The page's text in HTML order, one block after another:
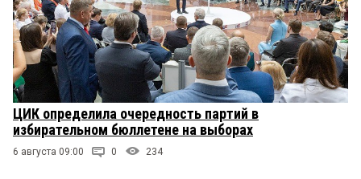
ЦИК определила очередность партий в
избирательном бюллетене на выборах
6 августа 09:00 0 234